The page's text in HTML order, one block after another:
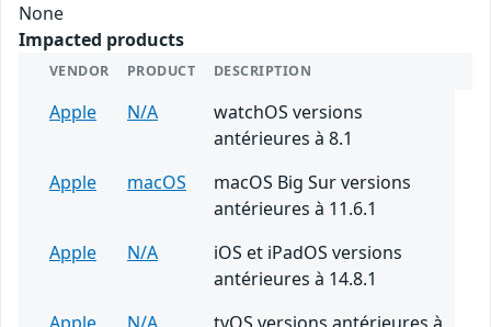
None
Impacted products
VENDOR PRODUCT DESCRIPTION
Apple N/A
watchOS versions
antérieures à 8.1
Apple
macOS
macOS Big Sur versions
antérieures à 11.6.1
Apple
N/A
iOS et iPadOS versions
antérieures à 14.8.1